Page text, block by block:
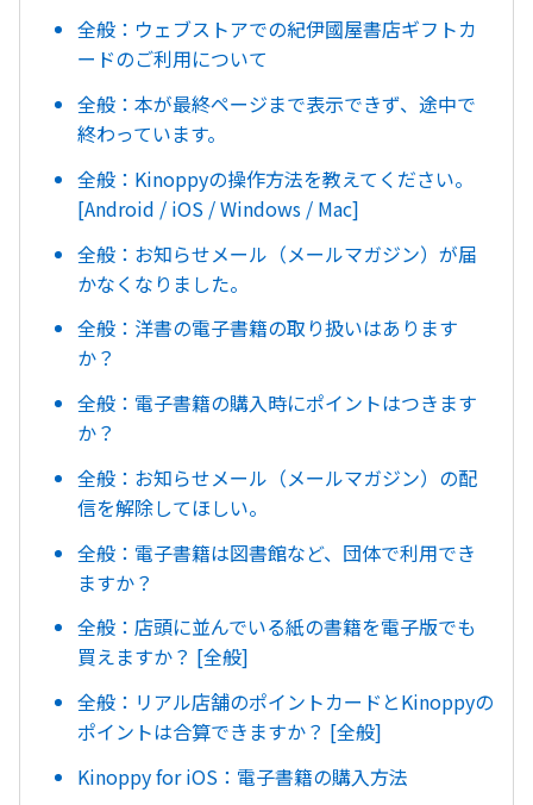
全般：ウェブストアでの紀伊國屋書店ギフトカ
ードのご利用について
全般：本が最終ページまで表示できず、途中で
終わっています。
全般：Kinoppyの操作方法を教えてください。
[Android / iOS / Windows / Mac]
全般：お知らせメール（メールマガジン）が届
かなくなりました。
全般：洋書の電子書籍の取り扱いはあります
か？
全般：電子書籍の購入時にポイントはつきます
か？
全般：お知らせメール（メールマガジン）の配
信を解除してほしい。
全般：電子書籍は図書館など、団体で利用でき
ますか？
全般：店頭に並んでいる紙の書籍を電子版でも
買えますか？ [全般]
全般：リアル店舗のポイントカードとKinoppyの
ポイントは合算できますか？ [全般]
Kinoppy for iOS：電子書籍の購入方法